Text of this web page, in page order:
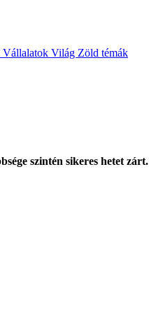
Vállalatok Világ Zöld témák
szintén sikeres hetet zárt.